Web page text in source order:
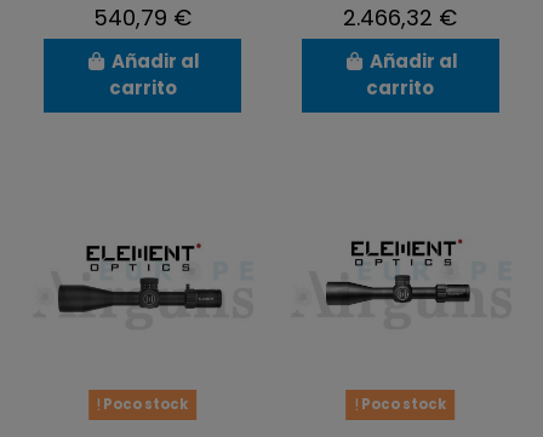
540,79 €
Añadir al
carrito
2.466,32 €
Añadir al
carrito
Poco stock Poco stock